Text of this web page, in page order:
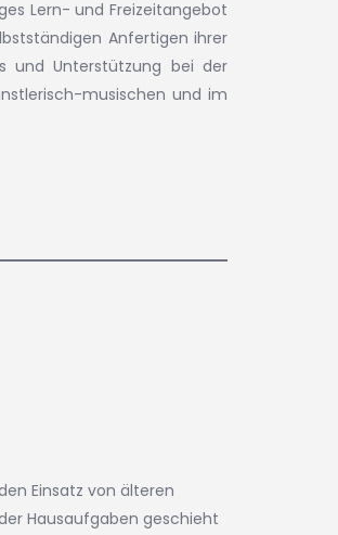
Lern- und Freizeitangebot
Anfertigen ihrer
und Unterstützung bei der
musischen und im
Einsatz von älteren
Hausaufgaben geschieht